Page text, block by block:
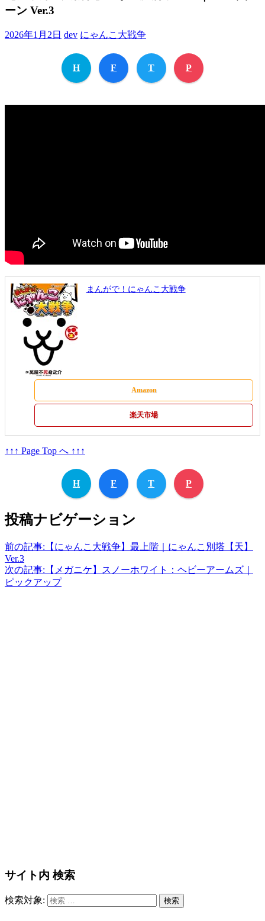
ーン Ver.3
2026年1月2日 dev にゃんこ大戦争
H F T P
まんがで！にゃんこ大戦争
Amazon
楽天市場
↑↑↑ Page Top へ ↑↑↑
H F T P
投稿ナビゲーション
前の記事: 【にゃんこ大戦争】最上階｜にゃんこ別塔【天】
Ver.3
次の記事: 【メガニケ】スノーホワイト：ヘビーアームズ｜
ピックアップ
サイト内 検索
検索対象: 検索